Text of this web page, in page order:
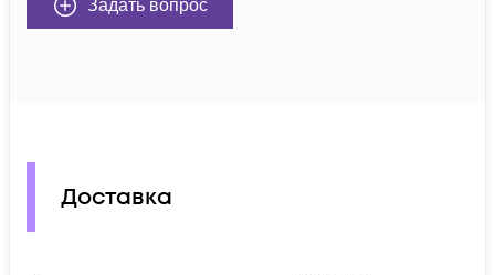
Задать вопрос
Доставка